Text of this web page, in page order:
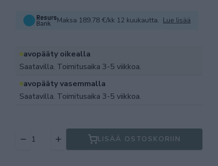
Maksa 189.78 €/kk 12 kuukautta. Lue lisää
avopääty oikealla
Saatavilla. Toimitusaika 3-5 viikkoa.
avopääty vasemmalla
Saatavilla. Toimitusaika 3-5 viikkoa.
LISÄÄ OSTOSKORIIN